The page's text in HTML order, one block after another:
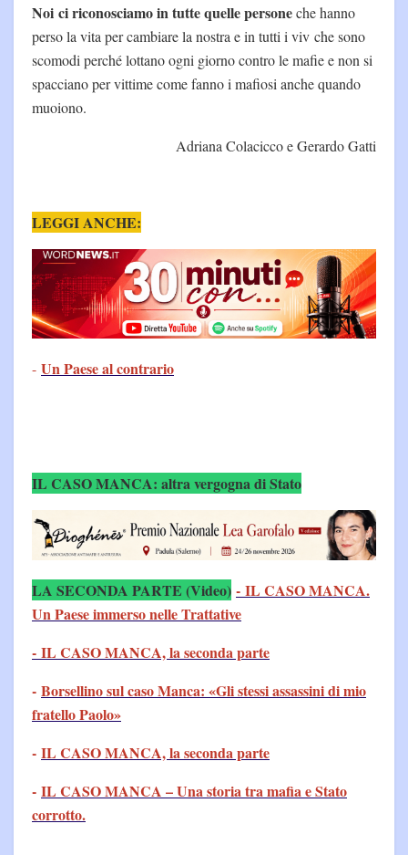
Noi ci riconosciamo in tutte quelle personeche hanno
perso la vita per cambiare la nostra e in tutti i viv che sono
scomodi perché lottano ogni giorno contro le mafie e non si
spacciano per vittime come fanno i mafiosi anche quando
muoiono.
Adriana Colacicco e Gerardo Gatti
LEGGI ANCHE:
- Un Paese al contrario
IL CASO MANCA: altra vergogna di Stato
LA SECONDA PARTE (Video) - IL CASO MANCA.
Un Paese immerso nelle Trattative
- IL CASO MANCA, la seconda parte
- Borsellino sul caso Manca: «Gli stessi assassini di mio
fratello Paolo»
- IL CASO MANCA, la seconda parte
- IL CASO MANCA – Una storia tra mafia e Stato
corrotto.